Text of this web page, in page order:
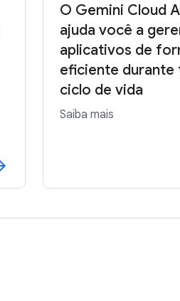
O Gemini Cloud
ajuda você a
aplicativos de
eficiente durante
ciclo de vida
Saiba mais